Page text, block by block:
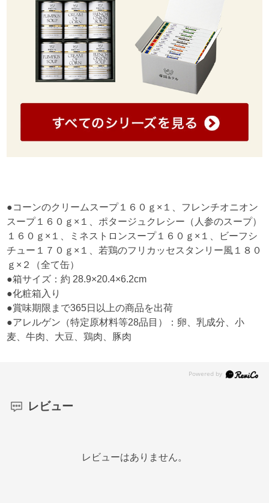
●コーンのクリームスープ１６０ｇ×１、フレンチオニオン
スープ１６０ｇ×１、ポタージュクレシー（人参のスープ）
１６０ｇ×１、ミネストロンスープ１６０ｇ×１、ビーフシ
チュー１７０ｇ×１、若鶏のフリカッセスタンリー風１８０
ｇ×２（全て缶）
●箱サイズ：約 28.9×20.4×6.2cm
●化粧箱入り
●賞味期限まで365日以上の商品を出荷
●アレルゲン（特定原材料等28品目）：卵、乳成分、小
麦、牛肉、大豆、鶏肉、豚肉
レビュー
レビューはありません。